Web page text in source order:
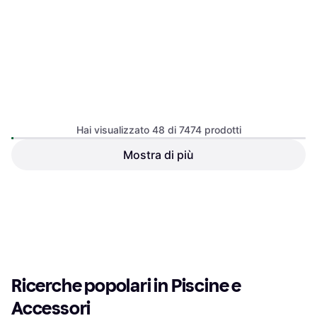
Steel Pro
Hai visualizzato 48 di 7474 prodotti
Mostra di più
Ricerche popolari in Piscine e
Accessori